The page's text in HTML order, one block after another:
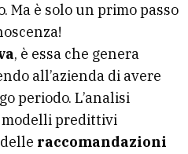
è solo un primo passo
, è essa che genera
all’azienda di avere
periodo. L’analisi
predittivi
raccomandazioni